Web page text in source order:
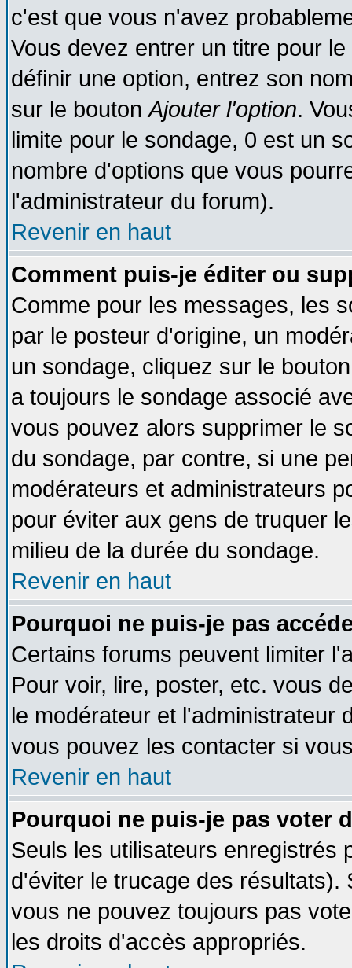
c'est que vous n'avez
Vous devez entrer un titre pour
définir une option, entrez son
sur le boutonAjouter l'option.
limite pour le sondage, 0 est un
nombre d'options que vous
l'administrateur du forum).
Revenir en haut
Comment puis-je éditer ou
Comme pour les messages, les
par le posteur d'origine, un
un sondage, cliquez sur le
a toujours le sondage associé
vous pouvez alors supprimer le
du sondage, par contre, si une
modérateurs et administrateurs
pour éviter aux gens de truquer
milieu de la durée du sondage.
Revenir en haut
Pourquoi ne puis-je pas
Certains forums peuvent limiter
Pour voir, lire, poster, etc. vous
le modérateur et l'administrateur
vous pouvez les contacter si
Revenir en haut
Pourquoi ne puis-je pas voter
Seuls les utilisateurs enregistrés
d'éviter le trucage des
vous ne pouvez toujours pas
les droits d'accès appropriés.